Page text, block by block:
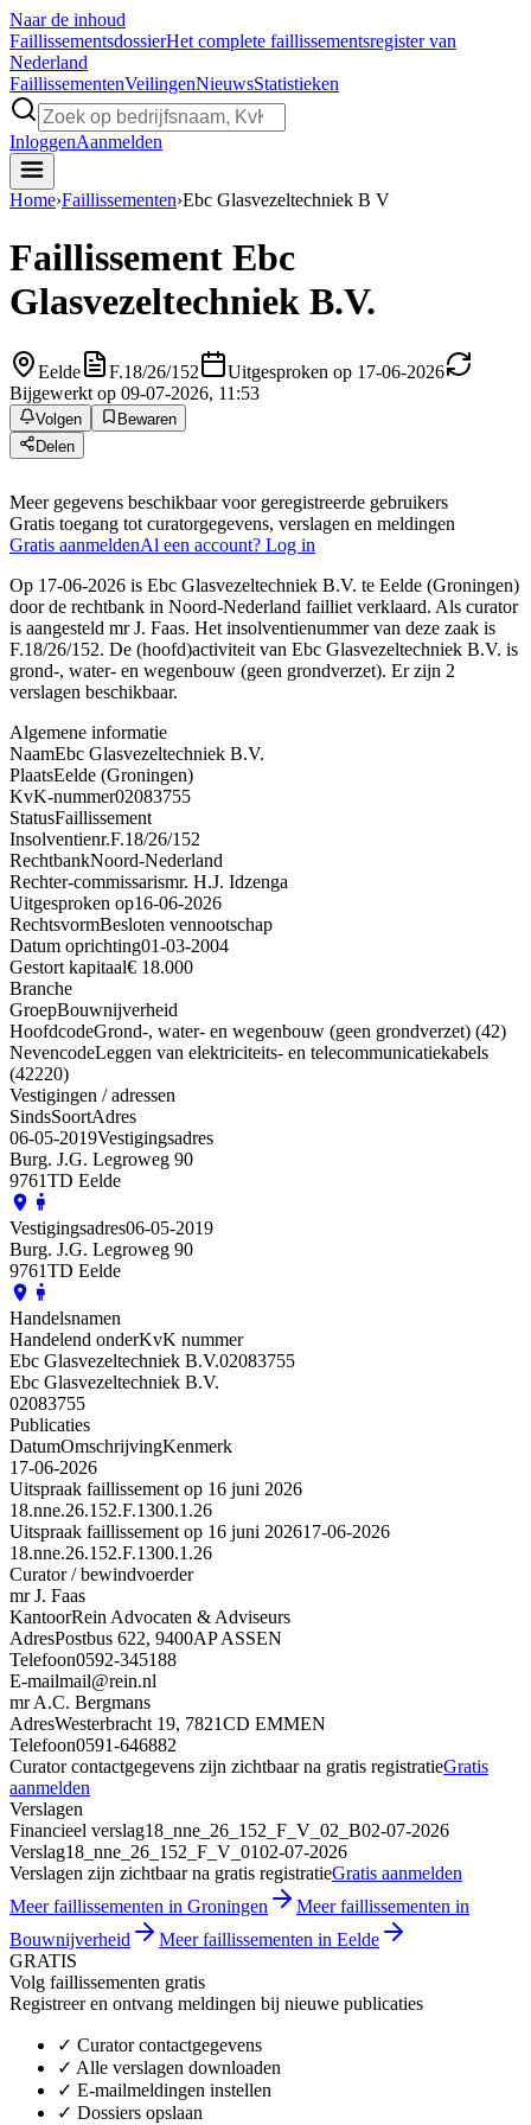
Naar de inhoud
FaillissementsdossierHet complete faillissementsregister van
Nederland
FaillissementenVeilingenNieuwsStatistieken
InloggenAanmelden
Home›Faillissementen›Ebc Glasvezeltechniek B V
Faillissement Ebc
Glasvezeltechniek B.V.
Eelde F.18/26/152
Uitgesproken op 17-06-2026
Bijgewerkt op 09-07-2026, 11:53
Volgen
Bewaren
Delen
Meer gegevens beschikbaar voor geregistreerde gebruikers
Gratis toegang tot curatorgegevens, verslagen en meldingen
Gratis aanmeldenAl een account? Log in
Op 17-06-2026 is Ebc Glasvezeltechniek B.V. te Eelde (Groningen)
door de rechtbank in Noord-Nederland failliet verklaard. Als curator
is aangesteld mr J. Faas. Het insolventienummer van deze zaak is
F.18/26/152. De (hoofd)activiteit van Ebc Glasvezeltechniek B.V. is
grond-, water- en wegenbouw (geen grondverzet). Er zijn 2
verslagen beschikbaar.
Algemene informatie
NaamEbc Glasvezeltechniek B.V.
PlaatsEelde (Groningen)
KvK-nummer02083755
StatusFaillissement
Insolventienr.F.18/26/152
RechtbankNoord-Nederland
Rechter-commissarismr. H.J. Idzenga
Uitgesproken op16-06-2026
RechtsvormBesloten vennootschap
Datum oprichting01-03-2004
Gestort kapitaal€ 18.000
Branche
GroepBouwnijverheid
HoofdcodeGrond-, water- en wegenbouw (geen grondverzet) (42)
NevencodeLeggen van elektriciteits- en telecommunicatiekabels
(42220)
Vestigingen / adressen
SindsSoortAdres
06-05-2019Vestigingsadres
Burg. J.G. Legroweg 90
9761TD Eelde
Vestigingsadres06-05-2019
Burg. J.G. Legroweg 90
9761TD Eelde
Handelsnamen
Handelend onderKvK nummer
Ebc Glasvezeltechniek B.V.02083755
Ebc Glasvezeltechniek B.V.
02083755
Publicaties
DatumOmschrijvingKenmerk
17-06-2026
Uitspraak faillissement op 16 juni 2026
18.nne.26.152.F.1300.1.26
Uitspraak faillissement op 16 juni 202617-06-2026
18.nne.26.152.F.1300.1.26
Curator / bewindvoerder
mr J. Faas
KantoorRein Advocaten & Adviseurs
AdresPostbus 622, 9400AP ASSEN
Telefoon0592-345188
E-mailmail@rein.nl
mr A.C. Bergmans
AdresWesterbracht 19, 7821CD EMMEN
Telefoon0591-646882
Curator contactgegevens zijn zichtbaar na gratis registratieGratis
aanmelden
Verslagen
Financieel verslag18_nne_26_152_F_V_02_B02-07-2026
Verslag18_nne_26_152_F_V_0102-07-2026
Verslagen zijn zichtbaar na gratis registratieGratis aanmelden
Meer faillissementen in Groningen
Meer faillissementen in
Bouwnijverheid
Meer faillissementen in Eelde
GRATIS
Volg faillissementen gratis
Registreer en ontvang meldingen bij nieuwe publicaties
✓ Curator contactgegevens
✓ Alle verslagen downloaden
✓ E-mailmeldingen instellen
✓ Dossiers opslaan